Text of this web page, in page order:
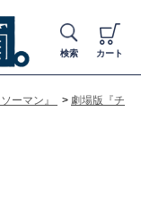
検索 カート
ーマン』 > 劇場版『チ